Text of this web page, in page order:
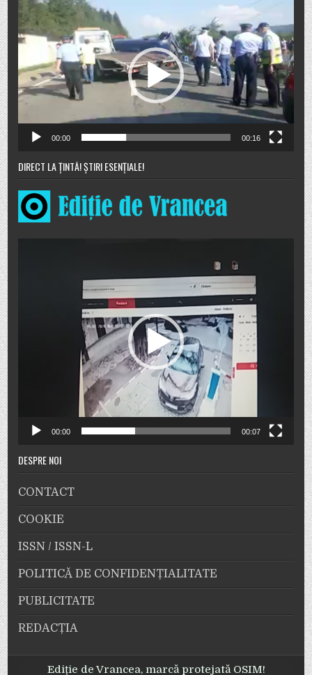
Player
video
00:00 00:16
DIRECT LA ȚINTĂ! ȘTIRI ESENȚIALE!
00:00 00:07
DESPRE NOI
CONTACT
COOKIE
ISSN / ISSN-L
POLITICĂ DE CONFIDENȚIALITATE
PUBLICITATE
REDACȚIA
Ediție de Vrancea, marcă protejată OSIM!